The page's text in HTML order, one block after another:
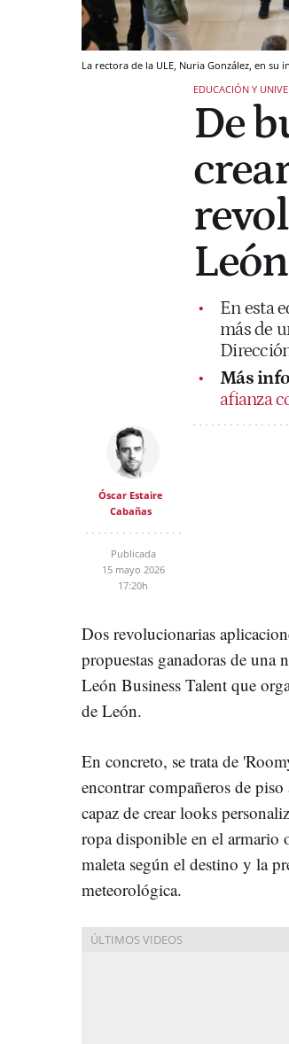
La rectora de la ULE, Nuria González, en su
EDUCACIÓN Y
De
En esta
más de
Más
afianza
Óscar Estaire
Cabañas
Publicada
15 mayo 2026
17:20h
Dos revolucionarias
propuestas ganadoras de una
León Business Talent que
de León.
En concreto, se trata de
encontrar compañeros de
capaz de crear looks
ropa disponible en el armario
maleta según el destino y la
meteorológica.